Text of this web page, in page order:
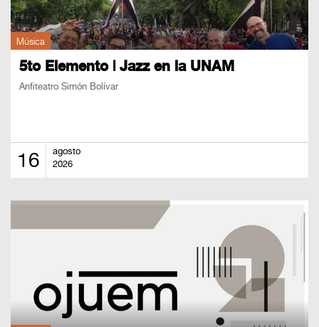
Música
5to Elemento | Jazz en la UNAM
Anfiteatro Simón Bolívar
16
agosto
2026